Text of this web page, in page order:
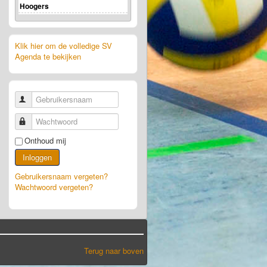
Hoogers
Klik hier om de volledige SV
Agenda te bekijken
Gebruikersnaam
Wachtwoord
Onthoud mij
Inloggen
Gebruikersnaam vergeten?
Wachtwoord vergeten?
Terug naar boven